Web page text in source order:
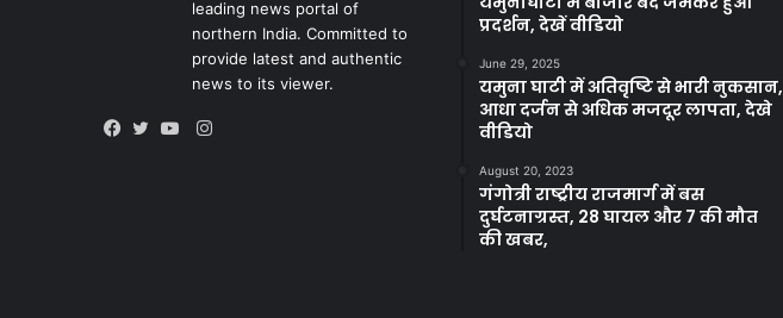
leading news portal of
northern India. Committed to
provide latest and authentic
news to its viewer.
Instagram
प्रदर्शन, देखें वीडियो
June 29, 2025
यमुना घाटी में अतिवृष्टि से भारी नुकसान,
आधा दर्जन से अधिक मजदूर लापता, देखे
वीडियो
August 20, 2023
गंगोत्री राष्ट्रीय राजमार्ग में बस
दुर्घटनाग्रस्त, 28 घायल और 7 की मौत
की खबर,